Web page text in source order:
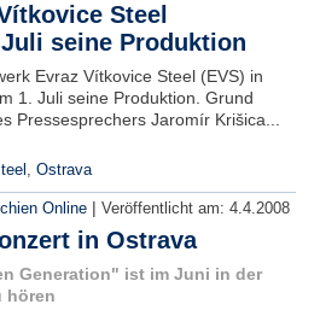
Steel
seine Produktion
Evraz Vítkovice Steel (EVS) in
1. Juli seine Produktion. Grund
Pressesprechers Jaromír Krišica...
, Ostrava
Online | Veröffentlicht am: 4.4.2008
in Ostrava
Generation" ist im Juni in der
hören